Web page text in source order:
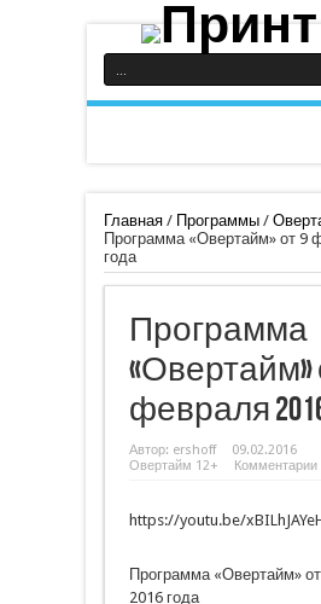
Главная/ Программы/
Программа «Овертайм» от 9
года
Программа
«Овертайм»
февраля
Автор: ershoff
09.02.2016
Овертайм 12+
Комментариик
https://youtu.be/
Программа «Овертайм»
2016 года